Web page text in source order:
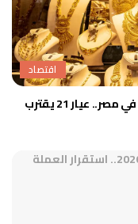
اقتصاد
سعر الذهب اليوم الجمعة 7 أغسطس 2026 في مصر.. عيار 21 يقترب